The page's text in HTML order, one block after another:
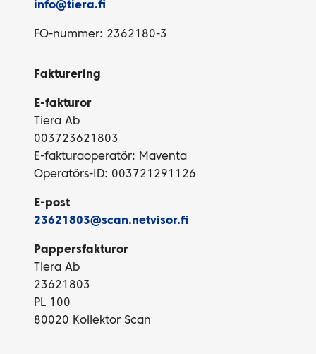
info@tiera.fi
FO-nummer: 2362180-3
Fakturering
E-fakturor
Tiera Ab
003723621803
E-fakturaoperatör: Maventa
Operatörs-ID: 003721291126
E-post
23621803@scan.netvisor.fi
Pappersfakturor
Tiera Ab
23621803
PL 100
80020 Kollektor Scan